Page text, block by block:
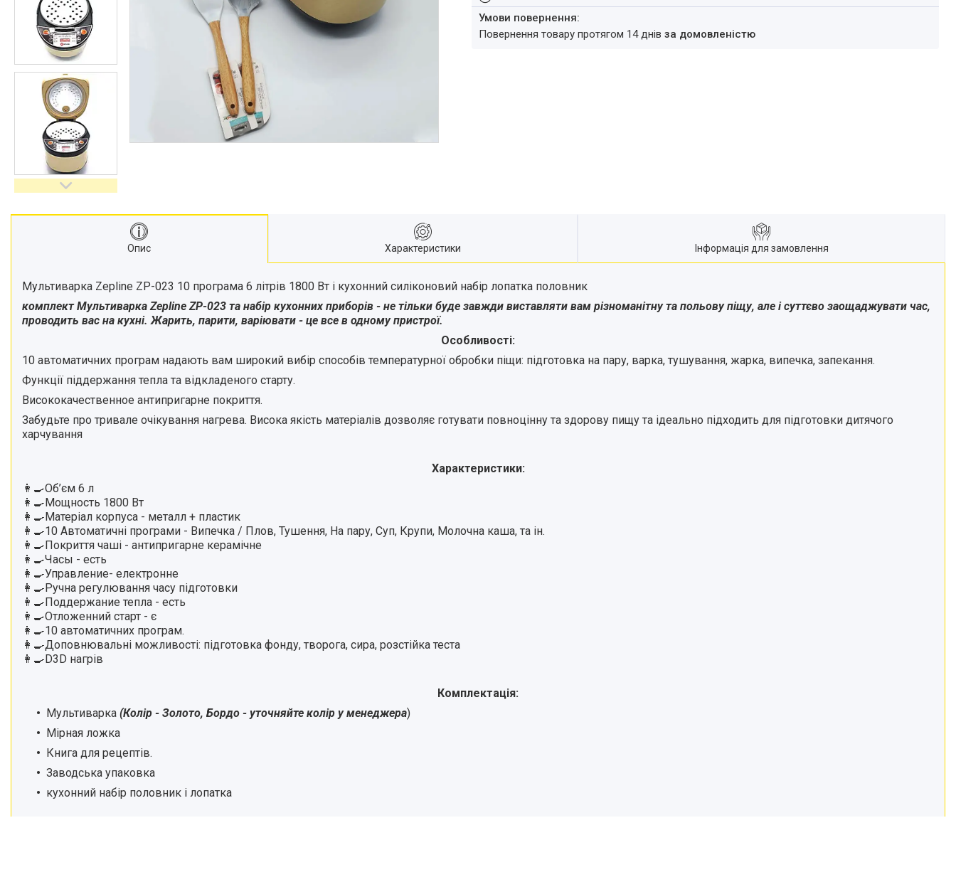
повернення товару протягом 14 днів за домовленістю
Опис Характеристики Інформація для замовлення
Мультиварка Zepline ZP-023 10 програма 6 літрів 1800 Вт і кухонний силіконовий набір лопатка половник
комплект Мультиварка Zepline ZP-023 та набір кухонних приборів - не тільки буде завжди виставляти вам різноманітну та польову піщу, але і суттєво заощаджувати час,
проводить вас на кухні. Жарить, парити, варіювати - це все в одному пристрої.
Особливості:
10 автоматичних програм надають вам широкий вибір способів температурної обробки піщи: підготовка на пару, варка, тушування, жарка, випечка, запекання.
Функції піддержання тепла та відкладеного старту.
Висококачественное антипригарне покриття.
Забудьте про тривале очікування нагрева. Висока якість матеріалів дозволяє готувати повноцінну та здорову пищу та ідеально підходить для підготовки дитячого
харчування
Характеристики:
👩‍🍳Об’єм 6 л
👩‍🍳Мощность 1800 Вт
👩‍🍳Матеріал корпуса - металл + пластик
👩‍🍳10 Автоматичні програми - Випечка / Плов, Тушення, На пару, Суп, Крупи, Молочна каша, та ін.
👩‍🍳Покриття чаші - антипригарне керамічне
👩‍🍳Часы - есть
👩‍🍳Управление- електронне
👩‍🍳Ручна регулювання часу підготовки
👩‍🍳Поддержание тепла - есть
👩‍🍳Отложенний старт - є
👩‍🍳10 автоматичних програм.
👩‍🍳Доповнювальні можливості: підготовка фонду, творога, сира, розстійка теста
👩‍🍳D3D нагрів
Комплектація:
Мультиварка (Колір - Золото, Бордо - уточняйте колір у менеджера)
Мірная ложка
Книга для рецептів.
Заводська упаковка
кухонний набір половник і лопатка